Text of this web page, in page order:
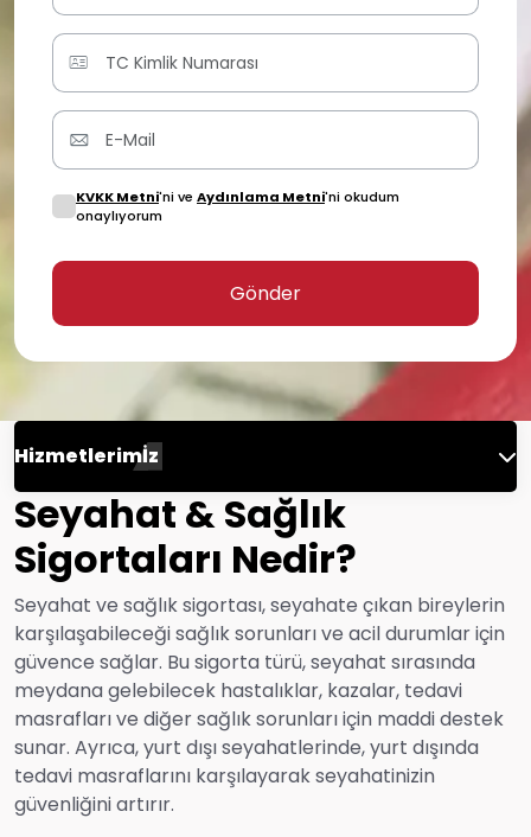
KVKK Metni'ni ve Aydınlama Metni'ni okudum
onaylıyorum
Gönder
Hizmetlerimİz
Mühendislik Sigortası
Hayat Sigortası
Yangın Sigortaları
Enerji Sigortaları
Seyahat & Sağlık
Sigortaları Nedir?
Seyahat ve sağlık sigortası, seyahate çıkan bireylerin
karşılaşabileceği sağlık sorunları ve acil durumlar için
güvence sağlar. Bu sigorta türü, seyahat sırasında
meydana gelebilecek hastalıklar, kazalar, tedavi
masrafları ve diğer sağlık sorunları için maddi destek
sunar. Ayrıca, yurt dışı seyahatlerinde, yurt dışında
tedavi masraflarını karşılayarak seyahatinizin
güvenliğini artırır.